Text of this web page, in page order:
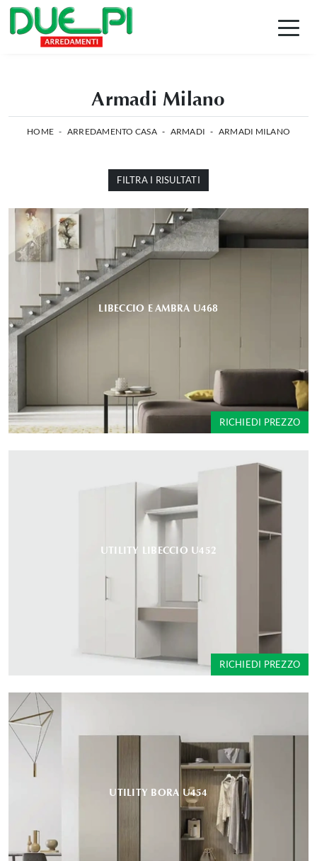
Armadi Milano
HOME - ARREDAMENTO CASA - ARMADI - ARMADI MILANO
FILTRA I RISULTATI
LIBECCIO E AMBRA U468
RICHIEDI PREZZO
UTILITY LIBECCIO U452
RICHIEDI PREZZO
UTILITY BORA U454